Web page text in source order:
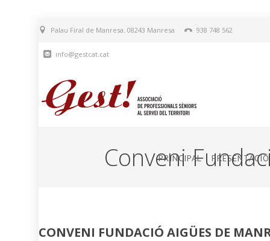
Palau Firal de Manresa. 08243 Manresa 938 748 562
info@gestcat.cat
PRINCIPAL PRESENTACIÓ
Conveni
CONVENI FUNDACIÓ AIGÜES DE